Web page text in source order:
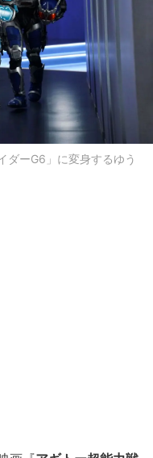
ダーG6」に変身するゆう